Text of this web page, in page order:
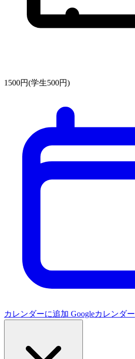
1500円(学生500円)
カレンダーに追加 Googleカレンダー